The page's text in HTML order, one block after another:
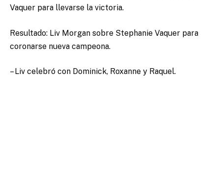
Vaquer para llevarse la victoria.
Resultado: Liv Morgan sobre Stephanie Vaquer para
coronarse nueva campeona.
– Liv celebró con Dominick, Roxanne y Raquel.